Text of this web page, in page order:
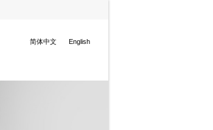
简体中文 English